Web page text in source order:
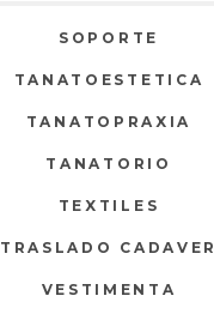
SOPORTE
TANATOESTETICA
TANATOPRAXIA
TANATORIO
TEXTILES
TRASLADO CADAVER
VESTIMENTA